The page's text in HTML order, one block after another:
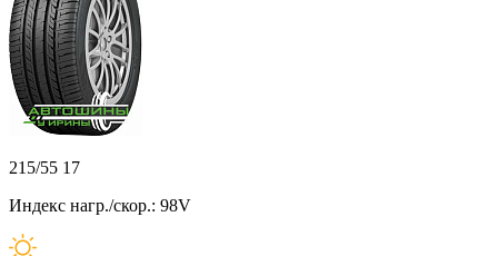
215/55 17
Индекс нагр./скор.: 98V